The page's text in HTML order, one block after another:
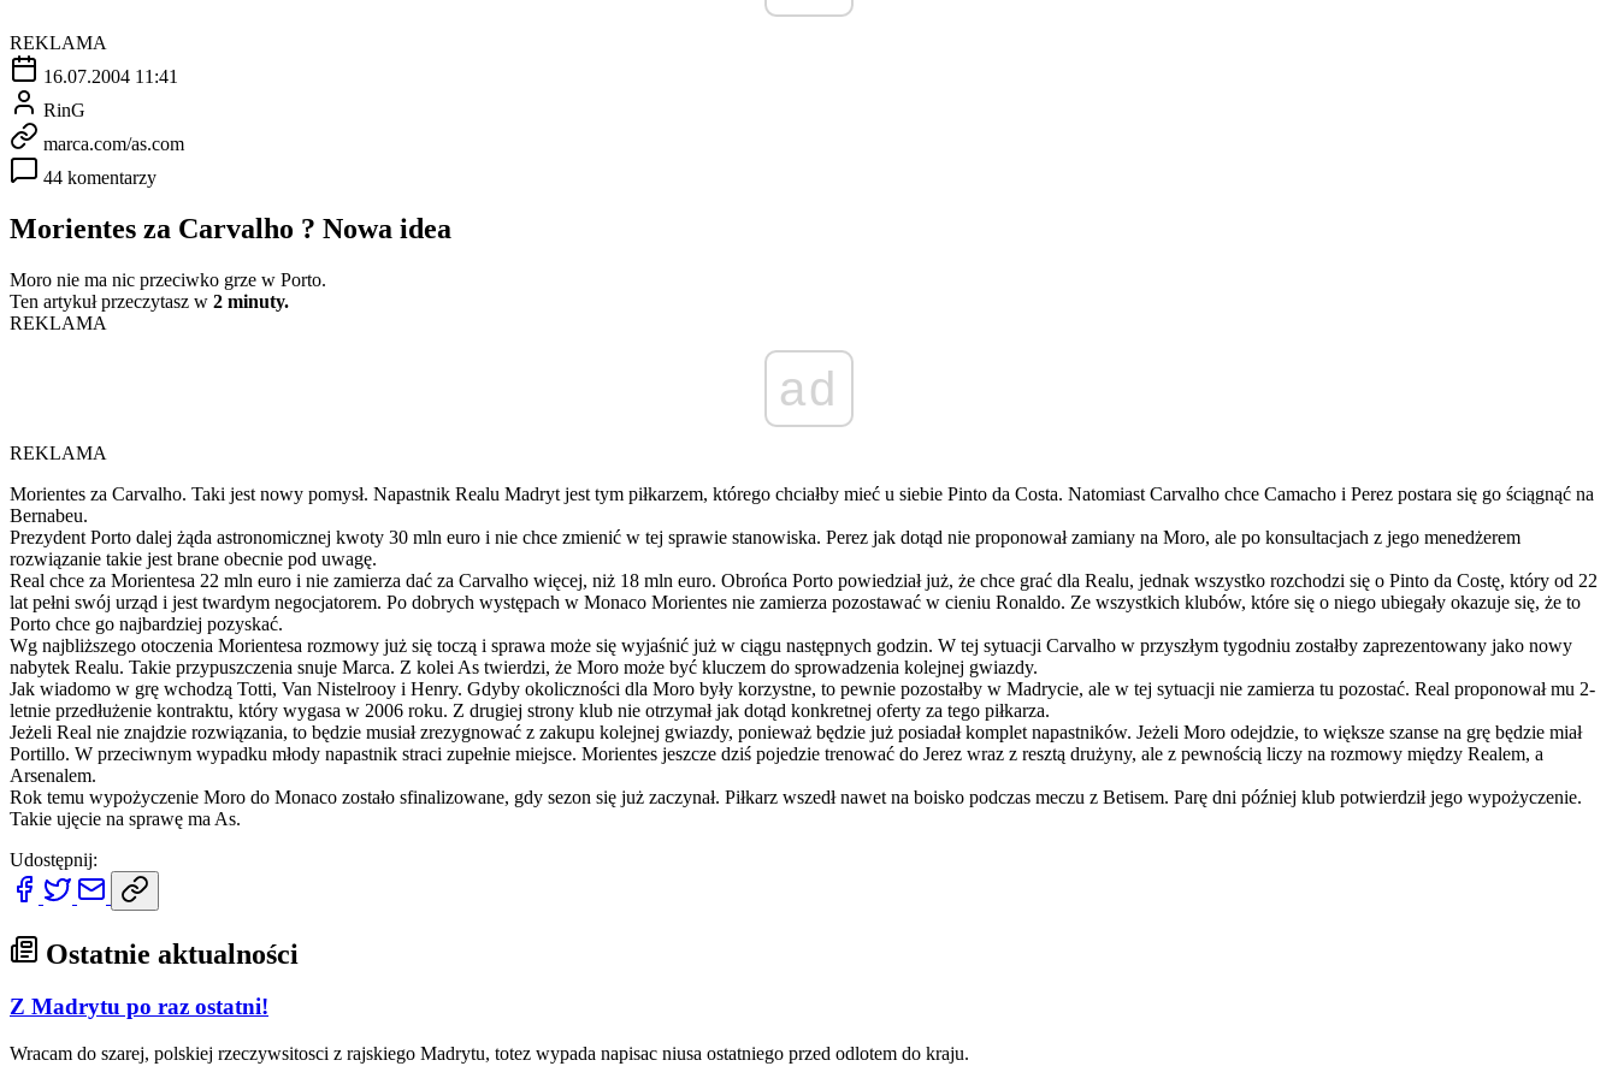
REKLAMA
16.07.2004 11:41
RinG
marca.com/as.com
44 komentarzy
Morientes za Carvalho ? Nowa idea
Moro nie ma nic przeciwko grze w Porto.
Ten artykuł przeczytasz w 2 minuty.
REKLAMA
ad
REKLAMA
Morientes za Carvalho. Taki jest nowy pomysł. Napastnik Realu Madryt jest tym piłkarzem, którego chciałby mieć u siebie Pinto da Costa. Natomiast Carvalho chce Camacho i Perez postara się go ściągnąć na
Bernabeu.
Prezydent Porto dalej żąda astronomicznej kwoty 30 mln euro i nie chce zmienić w tej sprawie stanowiska. Perez jak dotąd nie proponował zamiany na Moro, ale po konsultacjach z jego menedżerem
rozwiązanie takie jest brane obecnie pod uwagę.
Real chce za Morientesa 22 mln euro i nie zamierza dać za Carvalho więcej, niż 18 mln euro. Obrońca Porto powiedział już, że chce grać dla Realu, jednak wszystko rozchodzi się o Pinto da Costę, który od 22
lat pełni swój urząd i jest twardym negocjatorem. Po dobrych występach w Monaco Morientes nie zamierza pozostawać w cieniu Ronaldo. Ze wszystkich klubów, które się o niego ubiegały okazuje się, że to
Porto chce go najbardziej pozyskać.
Wg najbliższego otoczenia Morientesa rozmowy już się toczą i sprawa może się wyjaśnić już w ciągu następnych godzin. W tej sytuacji Carvalho w przyszłym tygodniu zostałby zaprezentowany jako nowy
nabytek Realu. Takie przypuszczenia snuje Marca. Z kolei As twierdzi, że Moro może być kluczem do sprowadzenia kolejnej gwiazdy.
Jak wiadomo w grę wchodzą Totti, Van Nistelrooy i Henry. Gdyby okoliczności dla Moro były korzystne, to pewnie pozostałby w Madrycie, ale w tej sytuacji nie zamierza tu pozostać. Real proponował mu 2-
letnie przedłużenie kontraktu, który wygasa w 2006 roku. Z drugiej strony klub nie otrzymał jak dotąd konkretnej oferty za tego piłkarza.
Jeżeli Real nie znajdzie rozwiązania, to będzie musiał zrezygnować z zakupu kolejnej gwiazdy, ponieważ będzie już posiadał komplet napastników. Jeżeli Moro odejdzie, to większe szanse na grę będzie miał
Portillo. W przeciwnym wypadku młody napastnik straci zupełnie miejsce. Morientes jeszcze dziś pojedzie trenować do Jerez wraz z resztą drużyny, ale z pewnością liczy na rozmowy między Realem, a
Arsenalem.
Rok temu wypożyczenie Moro do Monaco zostało sfinalizowane, gdy sezon się już zaczynał. Piłkarz wszedł nawet na boisko podczas meczu z Betisem. Parę dni później klub potwierdził jego wypożyczenie.
Takie ujęcie na sprawę ma As.
Udostępnij:
Ostatnie aktualności
Z Madrytu po raz ostatni!
Wracam do szarej, polskiej rzeczywsitosci z rajskiego Madrytu, totez wypada napisac niusa ostatniego przed odlotem do kraju.